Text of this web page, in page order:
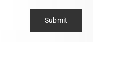
Submit